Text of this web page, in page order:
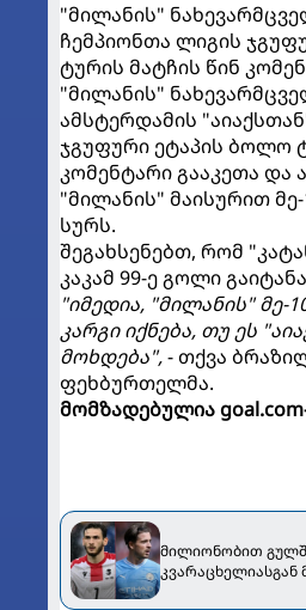
"მილანის"
ჩემპიონთა ლიგის
ტურის მატჩის წინ
"მილანის"
ამსტერდამის
ჯგუფური ეტაპის ბოლო
კომენტარი გააკეთა და
"მილანის" მაისურით
სურს.
შეგახსენებთ, რომ
კაკამ 99-ე გოლი
"იმედია, "მილანის" მე-
კარგი იქნება, თუ ეს
მოხდება",- თქვა
ფეხბურთელმა.
მომზადებულია
მილიონობით